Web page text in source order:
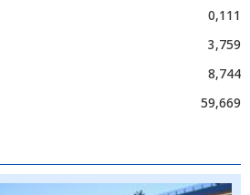
0,111
3,759
8,744
59,669